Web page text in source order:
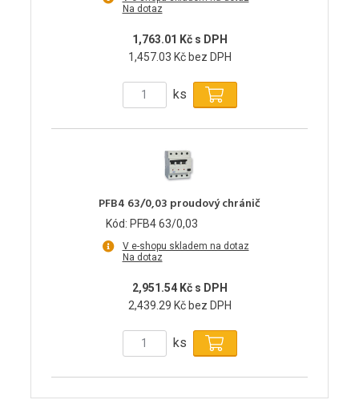
Na dotaz
1,763.01 Kč s DPH
1,457.03 Kč bez DPH
ks
PFB4 63/0,03 proudový chránič
Kód: PFB4 63/0,03
V e-shopu skladem na dotaz
Na dotaz
2,951.54 Kč s DPH
2,439.29 Kč bez DPH
ks